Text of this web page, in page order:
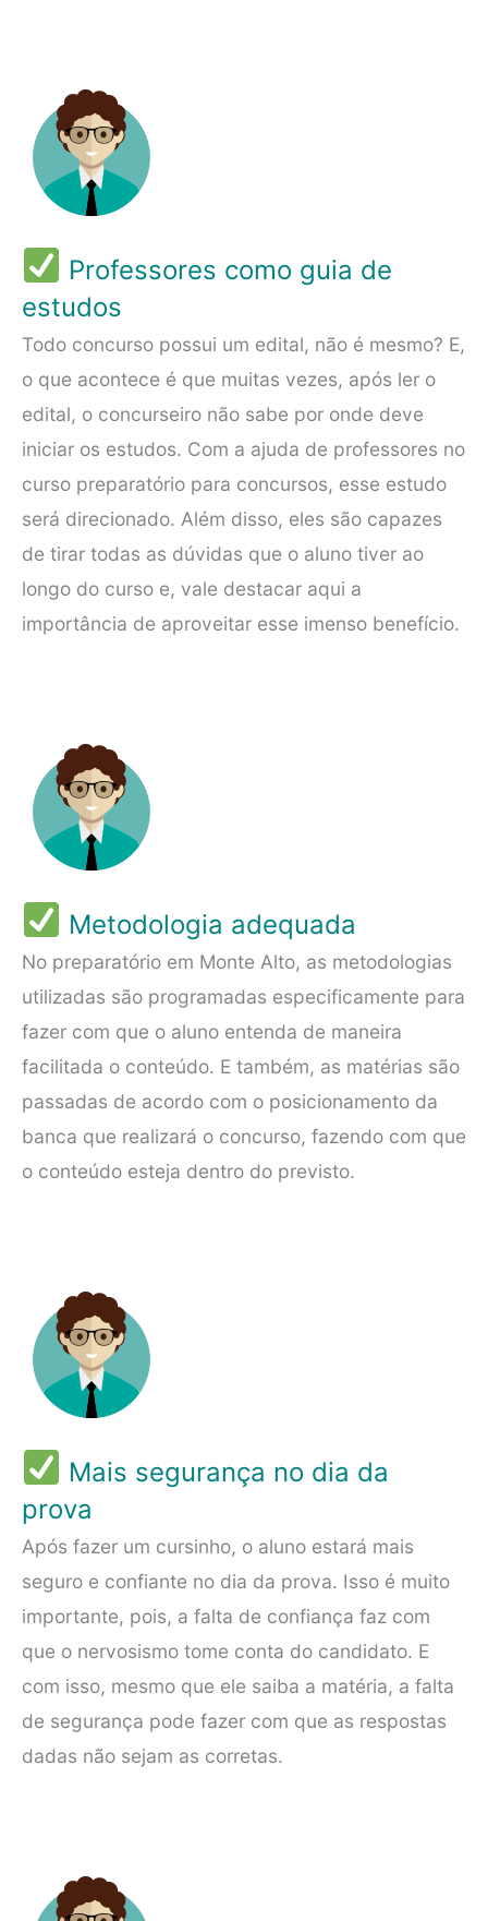
Professores como guia de
estudos
Todo concurso possui um edital, não é mesmo? E,
o que acontece é que muitas vezes, após ler o
edital, o concurseiro não sabe por onde deve
iniciar os estudos. Com a ajuda de professores no
curso preparatório para concursos, esse estudo
será direcionado. Além disso, eles são capazes
de tirar todas as dúvidas que o aluno tiver ao
longo do curso e, vale destacar aqui a
importância de aproveitar esse imenso benefício.
Metodologia adequada
No preparatório em Monte Alto, as metodologias
utilizadas são programadas especificamente para
fazer com que o aluno entenda de maneira
facilitada o conteúdo. E também, as matérias são
passadas de acordo com o posicionamento da
banca que realizará o concurso, fazendo com que
o conteúdo esteja dentro do previsto.
Mais segurança no dia da
prova
Após fazer um cursinho, o aluno estará mais
seguro e confiante no dia da prova. Isso é muito
importante, pois, a falta de confiança faz com
que o nervosismo tome conta do candidato. E
com isso, mesmo que ele saiba a matéria, a falta
de segurança pode fazer com que as respostas
dadas não sejam as corretas.